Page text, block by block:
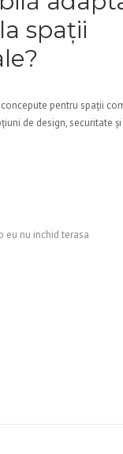
spații
pentru spații
de design, securitate
eu nu inchid terasa